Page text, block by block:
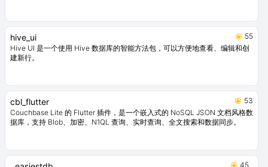
फ्लटर शेयर्ड_प्रफरेंसेज़ प्लगइन यूटिल, डिफ़ॉल्ट मान प्राप्त करने, ऑब्जेक्ट सहेजने, ऑब्जेक्ट सूची
Hive UI 是一个使用 Hive 数据库的智能方法包，可以方便地查看、编辑和创